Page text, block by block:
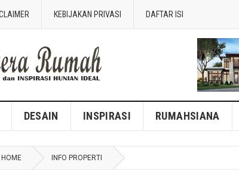
KEBIJAKAN PRIVASI DAFTAR ISI
DESAIN INSPIRASI RUMAHSIANA
HOME INFO PROPERTI